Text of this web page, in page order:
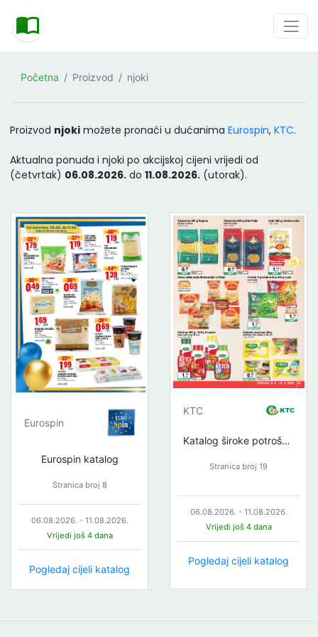
Početna Proizvod njoki
Proizvod njoki možete pronaći u dućanima Eurospin, KTC.
Aktualna ponuda i njoki po akcijskoj cijeni vrijedi od
(četvrtak) 06.08.2026. do 11.08.2026. (utorak).
Eurospin
Eurospin katalog
Stranica broj 8
06.08.2026. - 11.08.2026.
Vrijedi još 4 dana
Pogledaj cijeli katalog
KTC
Katalog široke potrošnje
Stranica broj 19
06.08.2026. - 11.08.2026.
Vrijedi još 4 dana
Pogledaj cijeli katalog